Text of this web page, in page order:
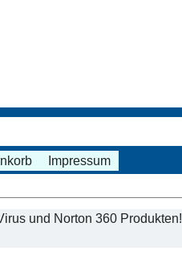
Impressum
und Norton 360